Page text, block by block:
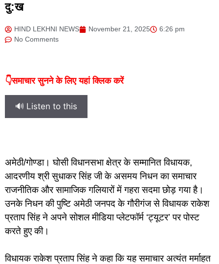
दु:ख
HIND LEKHNI NEWS November 21, 2025
6:26 pm
No Comments
👇समाचार सुनने के लिए यहां क्लिक करें
🔊 Listen to this
अमेठी/गोण्डा। घोसी विधानसभा क्षेत्र के सम्मानित विधायक,
आदरणीय श्री सुधाकर सिंह जी के असमय निधन का समाचार
राजनीतिक और सामाजिक गलियारों में गहरा सदमा छोड़ गया है।
उनके निधन की पुष्टि अमेठी जनपद के गौरीगंज से विधायक राकेश
प्रताप सिंह ने अपने सोशल मीडिया प्लेटफॉर्म ‘ट्यूटर’ पर पोस्ट
करते हुए की।
विधायक राकेश प्रताप सिंह ने कहा कि यह समाचार अत्यंत मर्माहत